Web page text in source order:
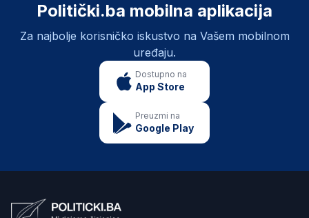
Politički.ba mobilna aplikacija
Za najbolje korisničko iskustvo na Vašem mobilnom
uređaju.
Dostupno na
App Store
Preuzmi na
Google Play